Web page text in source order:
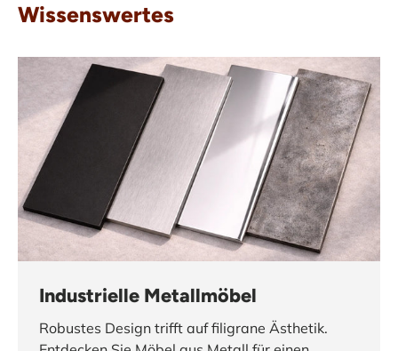
Wissenswertes
Industrielle Metallmöbel
Robustes Design trifft auf filigrane Ästhetik.